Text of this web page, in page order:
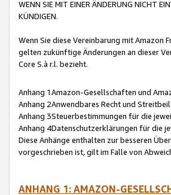
WENN SIE MIT EINER ÄNDERUNG NICHT
KÜNDIGEN.
Wenn Sie diese Vereinbarung mit Amazon
gelten zukünftige Änderungen an dieser
Core S.à r.l. bezieht.
Anhang 1Amazon-Gesellschaften und
Anhang 2Anwendbares Recht und
Anhang 3Steuerbestimmungen für die
Anhang 4Datenschutzerklärungen für die
Diese Anhänge enthalten zur besseren
vorgeschrieben ist, gilt im Falle von
ANHANG 1: AMAZON-